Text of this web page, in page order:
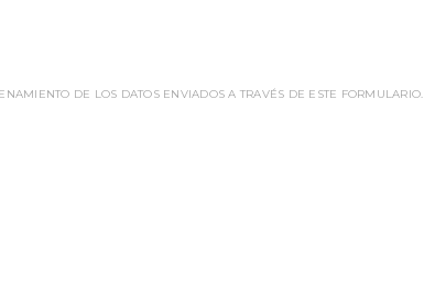
DE LOS DATOS ENVIADOS A TRAVÉS DE ESTE FORMULARIO.